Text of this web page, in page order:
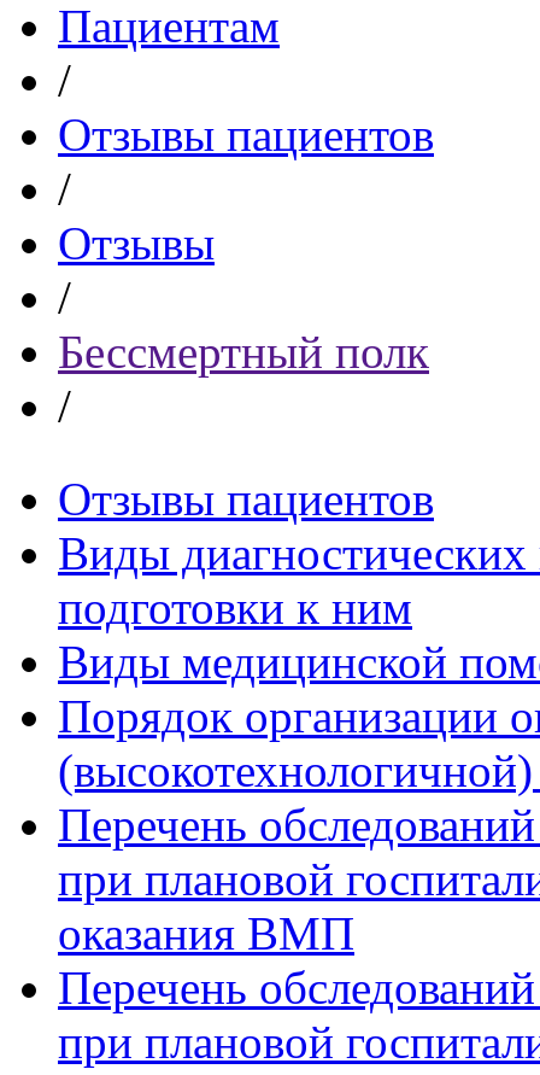
Пациентам
/
Отзывы пациентов
/
Отзывы
/
Бессмертный полк
/
Отзывы пациентов
Виды диагностических
подготовки к ним
Виды медицинской
Порядок организации
Перечень
при плановой
оказания ВМП
Перечень
при плановой